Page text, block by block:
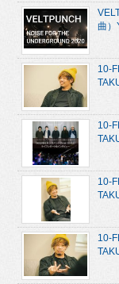
曲）
10-
10-
10-
10-